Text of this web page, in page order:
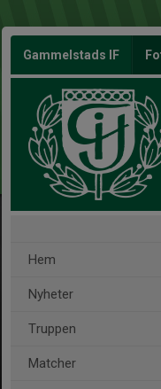
Gammelstads IF
Hem
Nyheter
Truppen
Matcher